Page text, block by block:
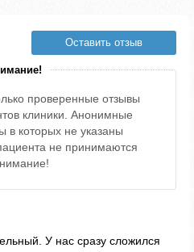
Оставить отзыв
проверенные отзывы
клиники. Анонимные
в которых не указаны
не принимаются
У нас сразу сложился